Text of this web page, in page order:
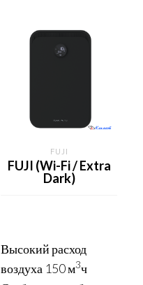
FUJI
FUJI (Wi-Fi / Extra
Dark)
Высокий расход
воздуха 150 м3ч